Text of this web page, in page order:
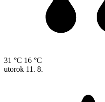
31 °C 16 °C
utorok 11. 8.